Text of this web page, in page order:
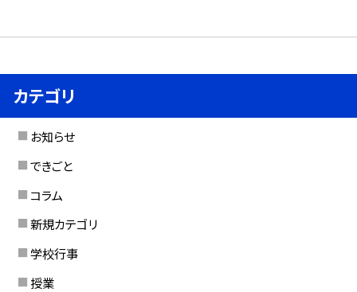
カテゴリ
お知らせ
できごと
コラム
新規カテゴリ
学校行事
授業